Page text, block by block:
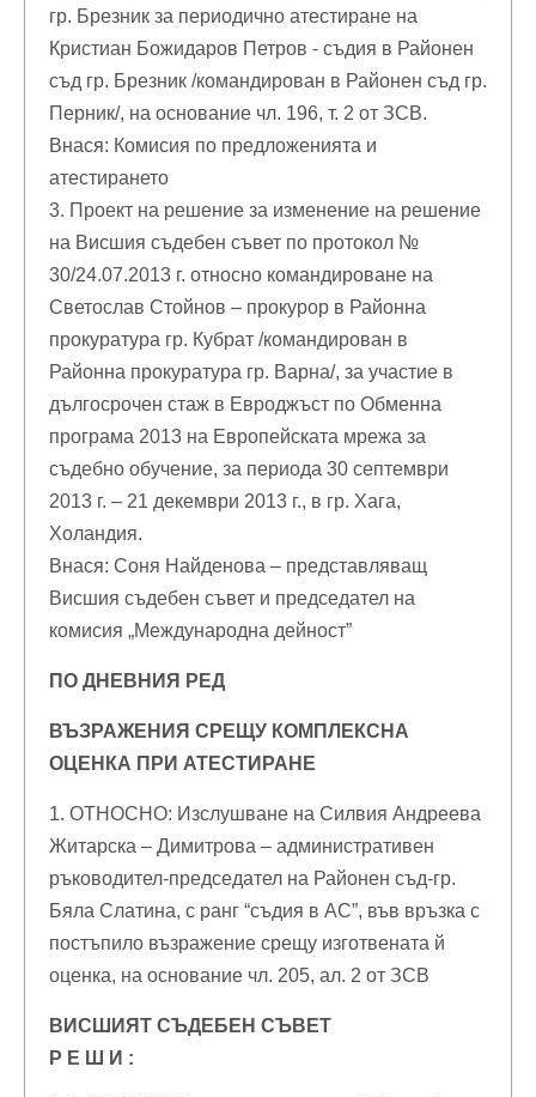
гр. Брезник за периодично атестиране на
Кристиан Божидаров Петров - съдия в Районен
съд гр. Брезник /командирован в Районен съд гр.
Перник/, на основание чл. 196, т. 2 от ЗСВ.
Внася: Комисия по предложенията и
атестирането
3. Проект на решение за изменение на решение
на Висшия съдебен съвет по протокол №
30/24.07.2013 г. относно командироване на
Светослав Стойнов – прокурор в Районна
прокуратура гр. Кубрат /командирован в
Районна прокуратура гр. Варна/, за участие в
дългосрочен стаж в Евроджъст по Обменна
програма 2013 на Европейската мрежа за
съдебно обучение, за периода 30 септември
2013 г. – 21 декември 2013 г., в гр. Хага,
Холандия.
Внася: Соня Найденова – представляващ
Висшия съдебен съвет и председател на
комисия „Международна дейност”
ПО ДНЕВНИЯ РЕД
ВЪЗРАЖЕНИЯ СРЕЩУ КОМПЛЕКСНА
ОЦЕНКА ПРИ АТЕСТИРАНЕ
1. ОТНОСНО: Изслушване на Силвия Андреева
Житарска – Димитрова – административен
ръководител-председател на Районен съд-гр.
Бяла Слатина, с ранг “съдия в АС”, във връзка с
постъпило възражение срещу изготвената й
оценка, на основание чл. 205, ал. 2 от ЗСВ
ВИСШИЯТ СЪДЕБЕН СЪВЕТ
Р Е Ш И :